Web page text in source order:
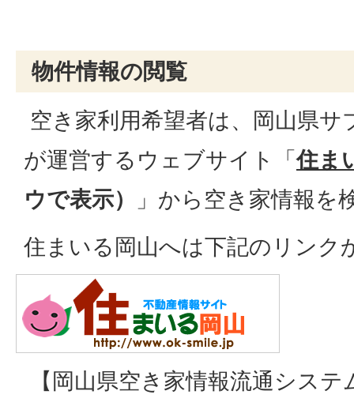
物件情報の閲覧
空き家利用希望者は、岡山県サ
が運営するウェブサイト「住ま
ウで表示）
」から空き家情報を
住まいる岡山へは下記のリンク
【岡山県空き家情報流通シス